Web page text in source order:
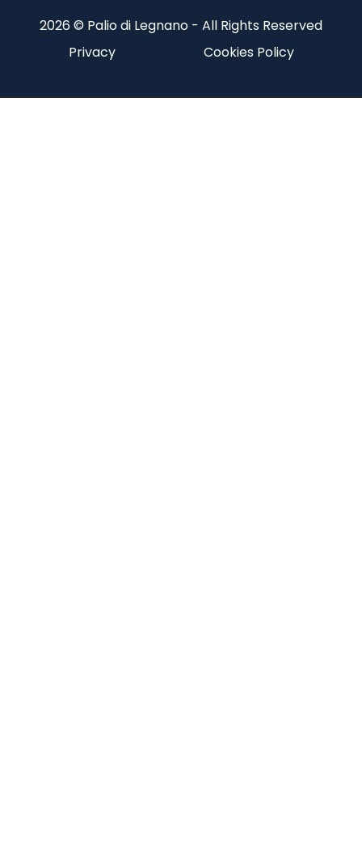
2026 © Palio di Legnano - All Rights Reserved
Privacy
Cookies Policy